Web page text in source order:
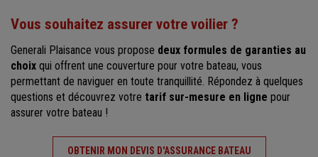
Vous souhaitez assurer votre voilier ?
Generali Plaisance vous propose deux formules de garanties au
choix qui offrent une couverture pour votre bateau, vous
permettant de naviguer en toute tranquillité. Répondez à quelques
questions et découvrez votre tarif sur-mesure en ligne pour
assurer votre bateau !
OBTENIR MON DEVIS D'ASSURANCE BATEAU